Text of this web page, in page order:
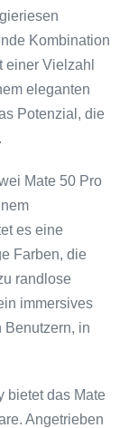
Kombination
einer Vielzahl
eleganten
Potenzial, die
Mate 50 Pro
es eine
Farben, die
randlose
immersives
Benutzern, in
bietet das Mate
Angetrieben